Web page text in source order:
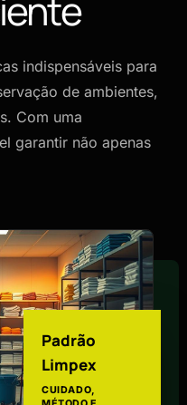
indispensáveis para
de ambientes,
Com uma
garantir não apenas
Padrão
Limpex
CUIDADO,